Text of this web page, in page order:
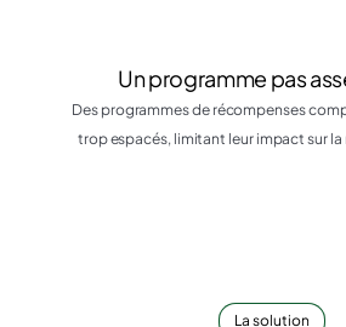
Un programme pas
Des programmes de récompenses
trop espacés, limitant leur impact sur
La solution